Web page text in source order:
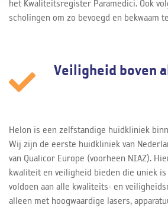
het Kwaliteitsregister Paramedici. Ook
scholingen om zo bevoegd en bekwaam
Veiligheid boven
Helon is een zelfstandige huidkliniek
Wij zijn de eerste huidkliniek van
van Qualicor Europe (voorheen NIAZ).
kwaliteit en veiligheid bieden die uniek
voldoen aan alle kwaliteits- en
alleen met hoogwaardige lasers,